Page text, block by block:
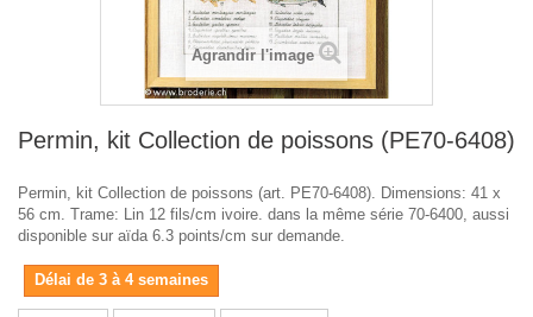
Agrandir l'image
Permin, kit Collection de poissons (PE70-6408)
Permin, kit Collection de poissons (art. PE70-6408). Dimensions: 41 x
56 cm. Trame: Lin 12 fils/cm ivoire. dans la même série 70-6400, aussi
disponible sur aïda 6.3 points/cm sur demande.
Délai de 3 à 4 semaines